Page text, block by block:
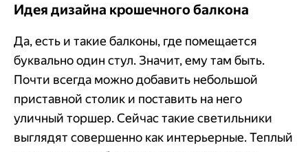
Идея дизайна крошечного балкона
Да, есть и такие балконы, где помещается
буквально один стул. Значит, ему там быть.
Почти всегда можно добавить небольшой
приставной столик и поставить на него
уличный торшер. Сейчас такие светильники
выглядят совершенно как интерьерные. Теплый